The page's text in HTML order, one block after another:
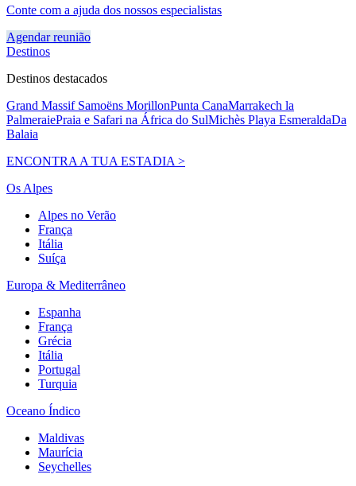
Conte com a ajuda dos nossos especialistas
Agendar reunião
Destinos
Destinos destacados
Grand Massif Samoëns MorillonPunta CanaMarrakech la
PalmeraiePraia e Safari na África do SulMichès Playa EsmeraldaDa
Balaia
ENCONTRA A TUA ESTADIA >
Os Alpes
Alpes no Verão
França
Itália
Suíça
Europa & Mediterrâneo
Espanha
França
Grécia
Itália
Portugal
Turquia
Oceano Índico
Maldivas
Maurícia
Seychelles